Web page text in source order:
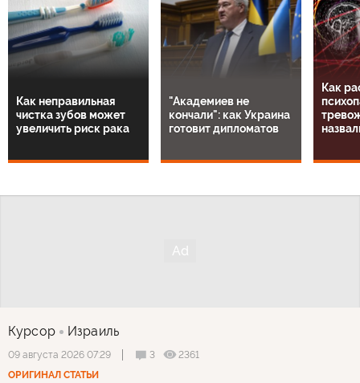
Как неправильная
чистка зубов может
увеличить риск рака
"Академиев не
кончали": как Украина
готовит дипломатов
Как
Курсор Израиль
09 августа 2026 07:29 3
2361
ОРИГИНАЛ СТАТЬИ